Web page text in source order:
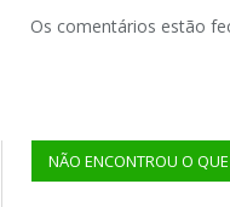
Os comentários estão
NÃO ENCONTROU O